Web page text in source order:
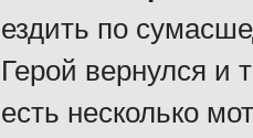
ездить по
Герой вернулся и
есть несколько